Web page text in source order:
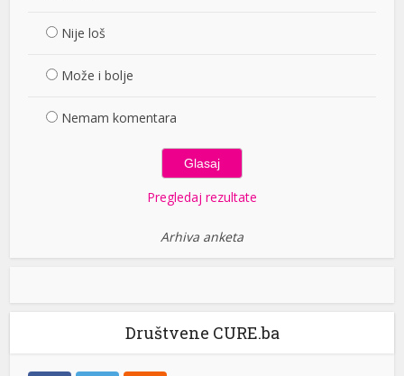
Nije loš
Može i bolje
Nemam komentara
Pregledaj rezultate
Arhiva anketa
Društvene CURE.ba